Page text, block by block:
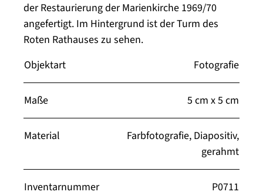
der Restaurierung der Marienkirche 1969/70
angefertigt. Im Hintergrund ist der Turm des
Roten Rathauses zu sehen.
Objektart
Fotografie
Maße 5 cm x 5 cm
Material
Farbfotografie, Diapositiv,
gerahmt
Inventarnummer P0711